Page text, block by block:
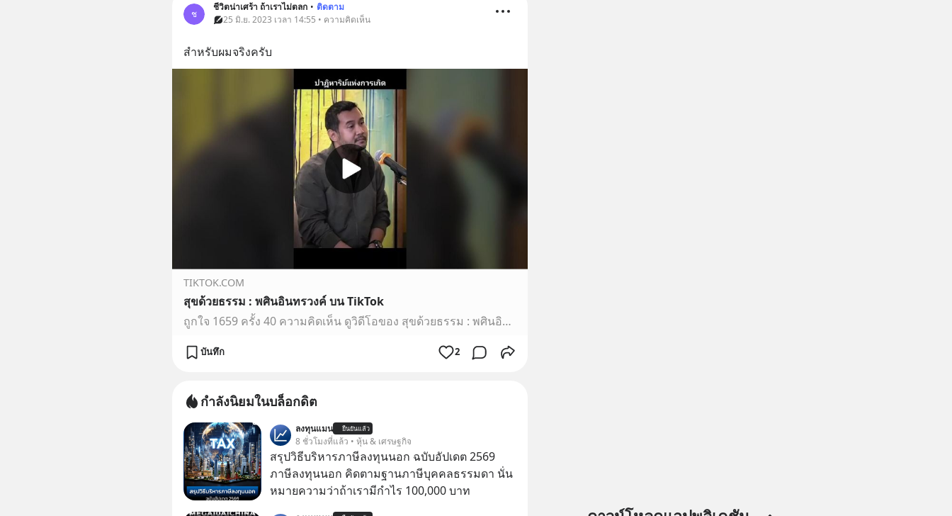
ช
ชีวิตน่าเศร้า ถ้าเราไม่ตลก • ติดตาม
25 มิ.ย. 2023 เวลา 14:55 • ความคิดเห็น
สำหรับผมจริงครับ
TIKTOK.COM
สุขด้วยธรรม : พศินอินทรวงค์ บน TikTok
ถูกใจ 1659 ครั้ง 40 ความคิดเห็น ดูวิดีโอของ สุขด้วยธรรม : พศินอินทรวงค์
บันทึก 2
กำลังนิยมในบล็อกดิต
ลงทุนแมน ยืนยันแล้ว
8 ชั่วโมงที่แล้ว • หุ้น & เศรษฐกิจ
สรุปวิธีบริหารภาษีลงทุนนอก ฉบับอัปเดต 2569
ภาษีลงทุนนอก คิดตามฐานภาษีบุคคลธรรมดา นั่น
หมายความว่าถ้าเรามีกำไร 100,000 บาท